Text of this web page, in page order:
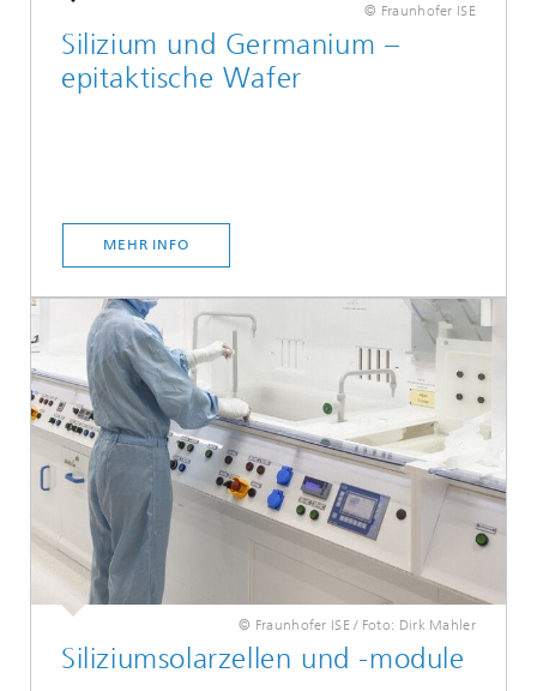
© Fraunhofer ISE
Silizium und Germanium –
epitaktische Wafer
MEHR INFO
© Fraunhofer ISE / Foto: Dirk Mahler
Siliziumsolarzellen und -module